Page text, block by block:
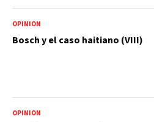
OPINIÓN
Bosch y el caso haitiano (VIII)
OPINIÓN